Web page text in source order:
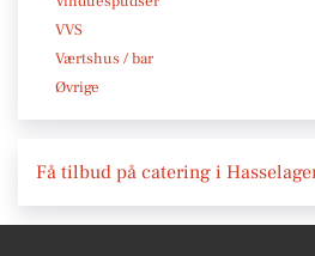
VVS
Værtshus / bar
Øvrige
Få tilbud på catering i